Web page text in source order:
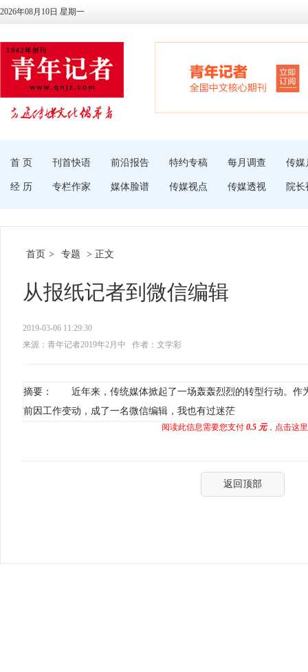
2026年08月10日 星期一
首 页 刊首快语 前沿报告 特约专稿 每月调查 传媒
经 历 专栏作家 媒体脸谱 传媒视点 传媒透视 院长
首页 > 专题 > 正文
从报纸记者到微信编辑
2019-03-06 11:29:30
来源：青年记者2019年2月中
作者：文学彩
摘要： 近年来，传统媒体掀起了一场轰轰烈烈的转型行动。作
前因工作变动，成了一名微信编辑，我也有过迷茫
阅读此信息需要您支付 0.5 元，点击这
返回顶部